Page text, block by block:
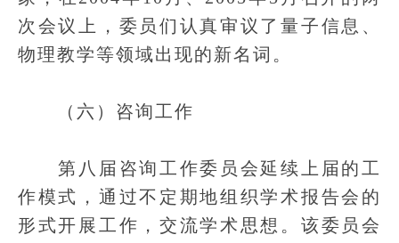
次会议上，委员们认真审议了量子信息、
物理教学等领域出现的新名词。
（六）咨询工作
第八届咨询工作委员会延续上届的工
作模式，通过不定期地组织学术报告会的
形式开展工作，交流学术思想。该委员会